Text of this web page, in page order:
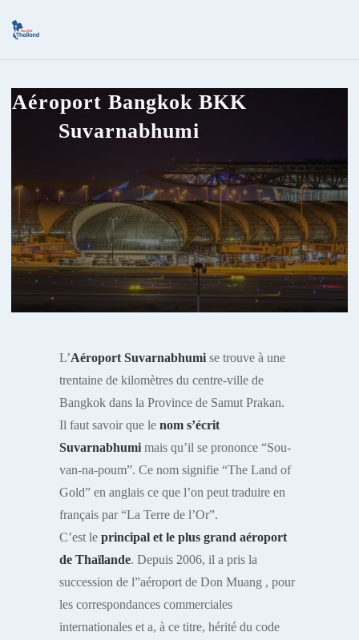
Aéroport Bangkok BKK
Suvarnabhumi
L’Aéroport Suvarnabhumi se trouve à une
trentaine de kilomètres du centre-ville de
Bangkok dans la Province de Samut Prakan.
Il faut savoir que le nom s’écrit
Suvarnabhumi mais qu’il se prononce “Sou-
van-na-poum”. Ce nom signifie “The Land of
Gold” en anglais ce que l’on peut traduire en
français par “La Terre de l’Or”.
C’est le principal et le plus grand aéroport
de Thaïlande. Depuis 2006, il a pris la
succession de l”aéroport de Don Muang , pour
les correspondances commerciales
internationales et a, à ce titre, hérité du code